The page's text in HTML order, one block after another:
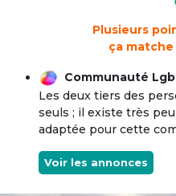
Plusieurs
ça
Communauté
Les deux tiers des
seuls ; il existe très
adaptée pour cette
Voir les annonces